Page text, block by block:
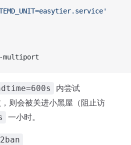
multiport
内尝试
则会被关进小黑屋（阻止访
一小时。